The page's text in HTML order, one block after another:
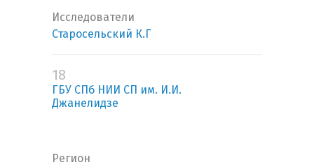
Исследователи
Старосельский К.Г
18
ГБУ СПб НИИ СП им. И.И.
Джанелидзе
Регион